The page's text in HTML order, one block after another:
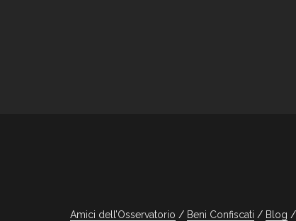
Amici dell’Osservatorio Beni Confiscati Blog